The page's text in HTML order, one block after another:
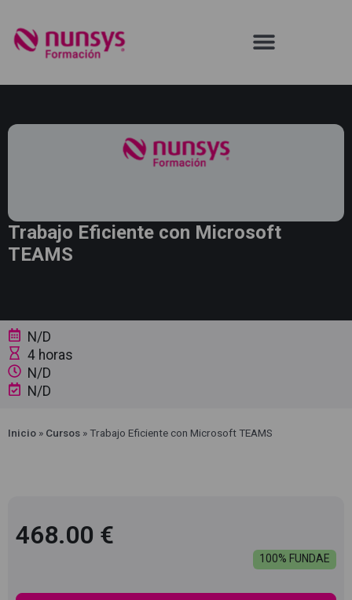
Trabajo Eficiente con Microsoft
TEAMS
N/D
4 horas
N/D
N/D
Inicio » Cursos »Trabajo Eficiente con Microsoft TEAMS
468.00 €
100% FUNDAE